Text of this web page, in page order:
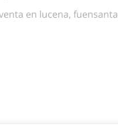
en lucena,